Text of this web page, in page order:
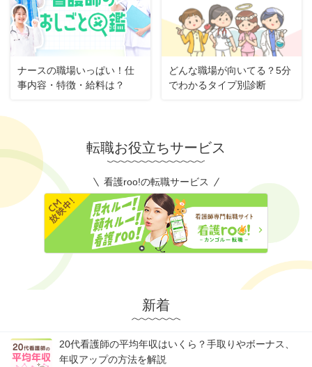
ナースの職場いっぱい！仕
事内容・特徴・給料は？
どんな職場が向いてる？5分
でわかるタイプ別診断
転職お役立ちサービス
看護roo!の転職サービス
新着
20代看護師の平均年収はいくら？手取りやボーナス、
年収アップの方法を解説